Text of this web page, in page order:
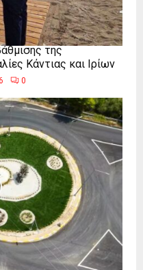
της
Κάντιας και Ιρίων
0